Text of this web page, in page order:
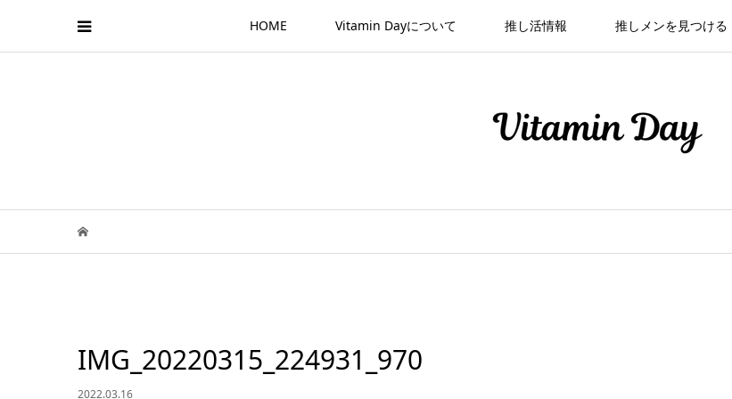
HOME Vitamin Dayについて 推し活情報 推しメンを見つける
IMG_20220315_224931_970
2022.03.16